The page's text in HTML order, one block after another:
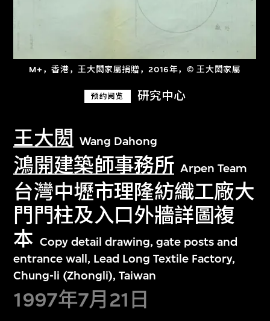
M+，香港，王大閎家屬捐贈，2016年，© 王大閎家屬
预约阅览 研究中心
王大閎 Wang Dahong
鴻開建築師事務所 Arpen Team
台灣中壢市理隆紡織工廠大
門門柱及入口外牆詳圖複
本 Copy detail drawing, gate posts and
entrance wall, Lead Long Textile Factory,
Chung-li (Zhongli), Taiwan
1997年7月21日
关于M+藏品
探索世界顶级的二十及二十一世纪视觉